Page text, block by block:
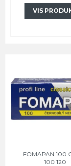
VIS
FOMAPAN 100
100 120